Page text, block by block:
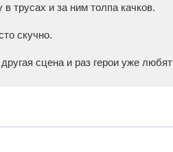
трусах и за ним толпа качков.
скучно.
сцена и раз герои уже любят